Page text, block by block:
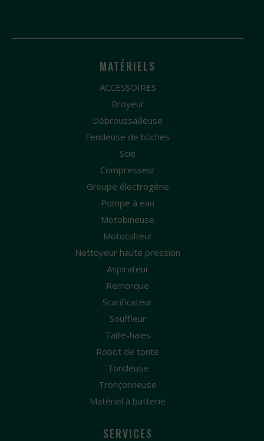
MATÉRIELS
ACCESSOIRES
Broyeur
Débroussailleuse
Fendeuse de bûches
Scie
Compresseur
Groupe électrogène
Pompe à eau
Motobineuse
Motoculteur
Nettoyeur haute pression
Aspirateur
Remorque
Scarificateur
Souffleur
Taille-haies
Robot de tonte
Tondeuse
Tronçonneuse
Matériel à batterie
SERVICES